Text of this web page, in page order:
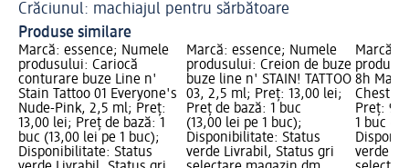
Crăciunul: machiajul pentru sărbătoare
Produse similare
Marcă: essence; Numele
produsului: Cariocă
conturare buze Line n'
Stain Tattoo 01 Everyone's
Nude-Pink, 2,5 ml; Preț:
13,00 lei; Preț de bază: 1
buc (13,00 lei pe 1 buc);
Disponibilitate: Status
Marcă: essence; Numele
produsului: Creion de buze
buze line n' STAIN! TATTOO
03, 2,5 ml; Preț: 13,00 lei;
Preț de bază: 1 buc
(13,00 lei pe 1 buc);
Disponibilitate: Status
verde Livrabil, Status gri
Marcă:
8h
Preț:
1 buc
verde